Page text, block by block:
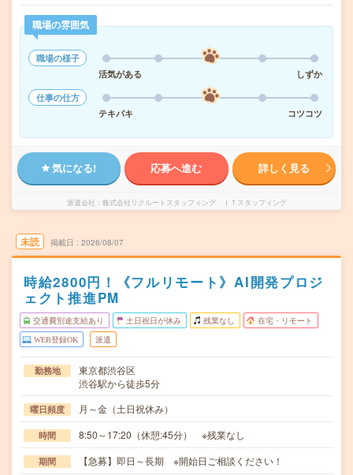
職場の雰囲気
職場の様子
活気がある
しずか
仕事の仕方
テキパキ
コツコツ
気になる! 応募へ進む 詳しく見る
派遣会社 株式会社リクルートスタッフィング ＩＴスタッフィング
未読 掲載日 2026/08/07
時給2800円！《フルリモート》AI開発プロジ
ェクト推進PM
交通費別途支給あり 土日祝日が休み 残業なし 在宅・リモート
WEB登録OK 派遣
勤務地
東京都渋谷区
渋谷駅から徒歩5分
曜日頻度 月～金（土日祝休み）
時間 8:50～17:20（休憩:45分） ※残業なし
期間 【急募】即日～長期 ※開始日ご相談ください！